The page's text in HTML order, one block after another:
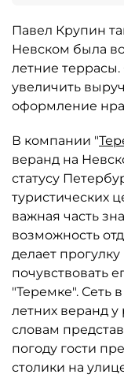
Павел Крупин
Невском была
летние
увеличить
оформление
В компании "
веранд на
статусу
туристических
важная часть
возможность
делает
почувствовать
"Теремке". Сеть
летних веранд
словам
погоду гости
столики на